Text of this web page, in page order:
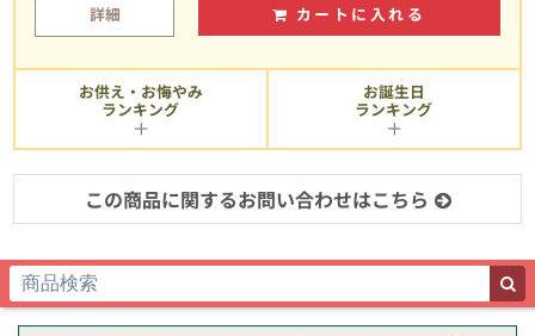
詳細 カートに入れる
お供え・お悔やみ
ランキング
お誕生日
ランキング
この商品に関するお問い合わせはこちら